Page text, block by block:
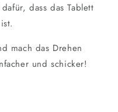
dass das Tablett
mach das Drehen
und schicker!